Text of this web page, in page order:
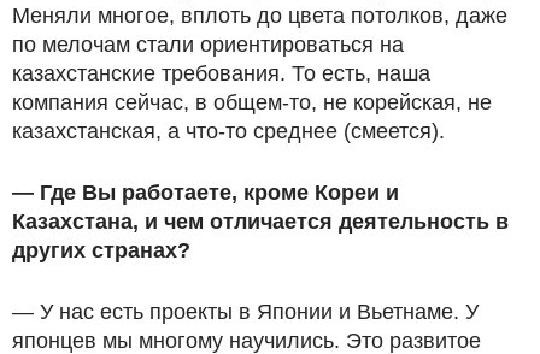
Меняли многое, вплоть до цвета потолков, даже
по мелочам стали ориентироваться на
казахстанские требования. То есть, наша
компания сейчас, в общем-то, не корейская, не
казахстанская, а что-то среднее (смеется).
— Где Вы работаете, кроме Кореи и
Казахстана, и чем отличается деятельность в
других странах?
— У нас есть проекты в Японии и Вьетнаме. У
японцев мы многому научились. Это развитое